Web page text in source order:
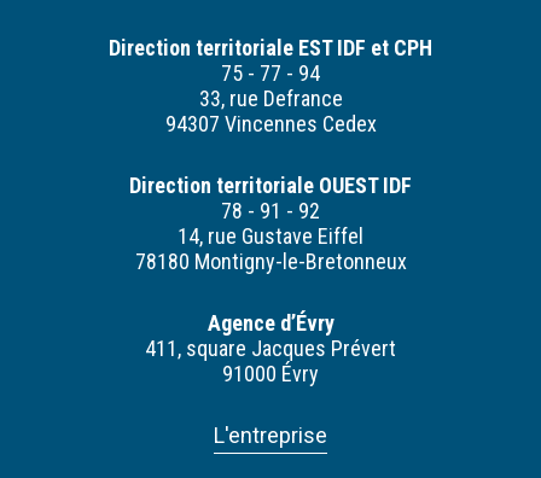
Direction territoriale EST IDF et CPH
75 - 77 - 94
33, rue Defrance
94307 Vincennes Cedex
Direction territoriale OUEST IDF
78 - 91 - 92
14, rue Gustave Eiffel
78180 Montigny-le-Bretonneux
Agence d’Évry
411, square Jacques Prévert
91000 Évry
L'entreprise